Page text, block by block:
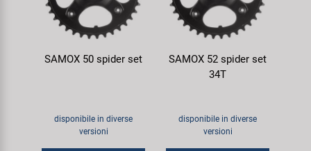
SAMOX 50 spider set
disponibile in diverse
versioni
SAMOX 52 spider set
34T
disponibile in diverse
versioni